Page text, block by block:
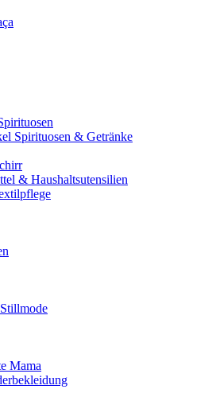
Spirituosen & Getränke
& Haushaltsutensilien
Mama